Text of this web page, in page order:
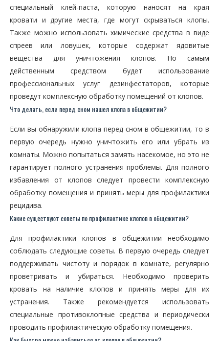
специальный клей-паста, которую наносят на края
кровати и другие места, где могут скрываться клопы.
Также можно использовать химические средства в виде
спреев или ловушек, которые содержат ядовитые
вещества для уничтожения клопов. Но самым
действенным средством будет использование
профессиональных услуг дезинфестаторов, которые
проведут комплексную обработку помещений от клопов.
Что делать, если перед сном нашел клопа в общежитии?
Если вы обнаружили клопа перед сном в общежитии, то в
первую очередь нужно уничтожить его или убрать из
комнаты. Можно попытаться замять насекомое, но это не
гарантирует полного устранения проблемы. Для полного
избавления от клопов следует провести комплексную
обработку помещения и принять меры для профилактики
рецидива.
Какие существуют советы по профилактике клопов в общежитии?
Для профилактики клопов в общежитии необходимо
соблюдать следующие советы. В первую очередь следует
поддерживать чистоту и порядок в комнате, регулярно
проветривать и убираться. Необходимо проверить
кровать на наличие клопов и принять меры для их
устранения. Также рекомендуется использовать
специальные противоклопные средства и периодически
проводить профилактическую обработку помещения.